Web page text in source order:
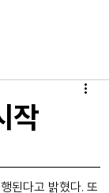
작
된다고 밝혔다. 또